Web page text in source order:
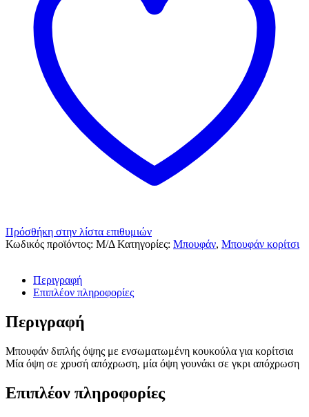
Πρόσθήκη στην λίστα επιθυμιών
Κωδικός προϊόντος: Μ/Δ Κατηγορίες: Μπουφάν, Μπουφάν κορίτσι
Περιγραφή
Επιπλέον πληροφορίες
Περιγραφή
Μπουφάν διπλής όψης με ενσωματωμένη κουκούλα για κορίτσια
Μία όψη σε χρυσή απόχρωση, μία όψη γουνάκι σε γκρι απόχρωση
Επιπλέον πληροφορίες